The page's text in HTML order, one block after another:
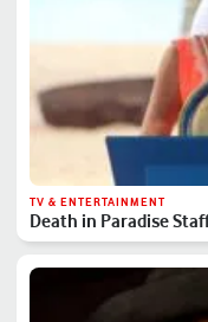
TV & ENTERTAINMENT
Death in Paradise